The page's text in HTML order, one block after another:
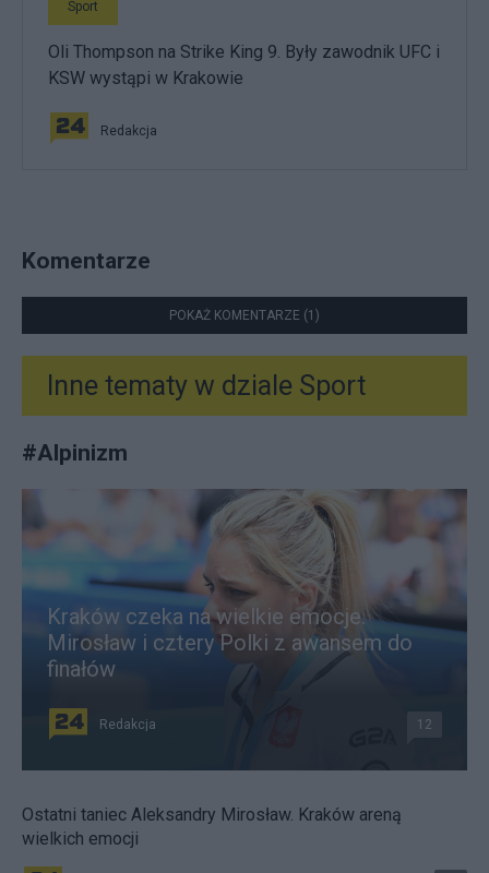
Sport
Oli Thompson na Strike King 9. Były zawodnik UFC i
KSW wystąpi w Krakowie
Redakcja
Komentarze
POKAŻ KOMENTARZE (1)
Inne tematy w dziale Sport
#Alpinizm
Kraków czeka na wielkie emocje.
Mirosław i cztery Polki z awansem do
finałów
Redakcja 12
Ostatni taniec Aleksandry Mirosław. Kraków areną
wielkich emocji